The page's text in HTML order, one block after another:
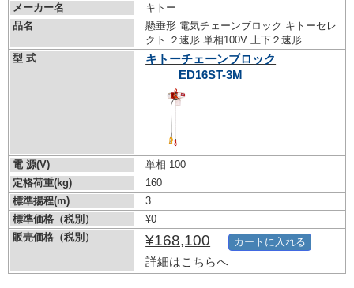
メーカー名
キトー
品名
懸垂形 電気チェーンブロック キトーセレ
クト ２速形 単相100V 上下２速形
型 式
キトーチェーンブロック
ED16ST-3M
電 源(V)
単相 100
定格荷重(kg)
160
標準揚程(m)
3
標準価格（税別）
¥0
販売価格（税別）
¥168,100
詳細はこちらへ
カートに入れる